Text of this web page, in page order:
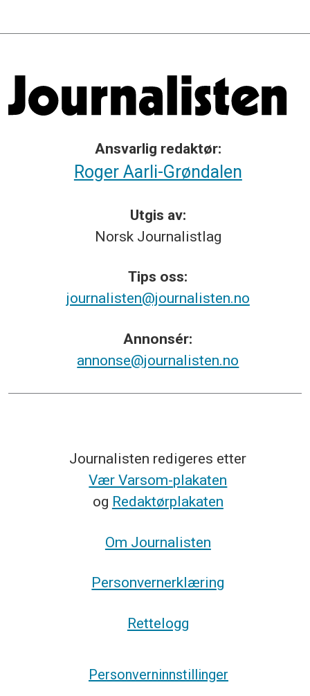
Ansvarlig redaktør:
Roger Aarli-Grøndalen
Utgis av:
Norsk Journalistlag
Tips oss:
journalisten@journalisten.no
Annonsér:
annonse@journalisten.no
Journalisten redigeres etter
Vær Varsom-plakaten
og Redaktørplakaten
Om Journalisten
Personvernerklæring
Rettelogg
Personverninnstillinger